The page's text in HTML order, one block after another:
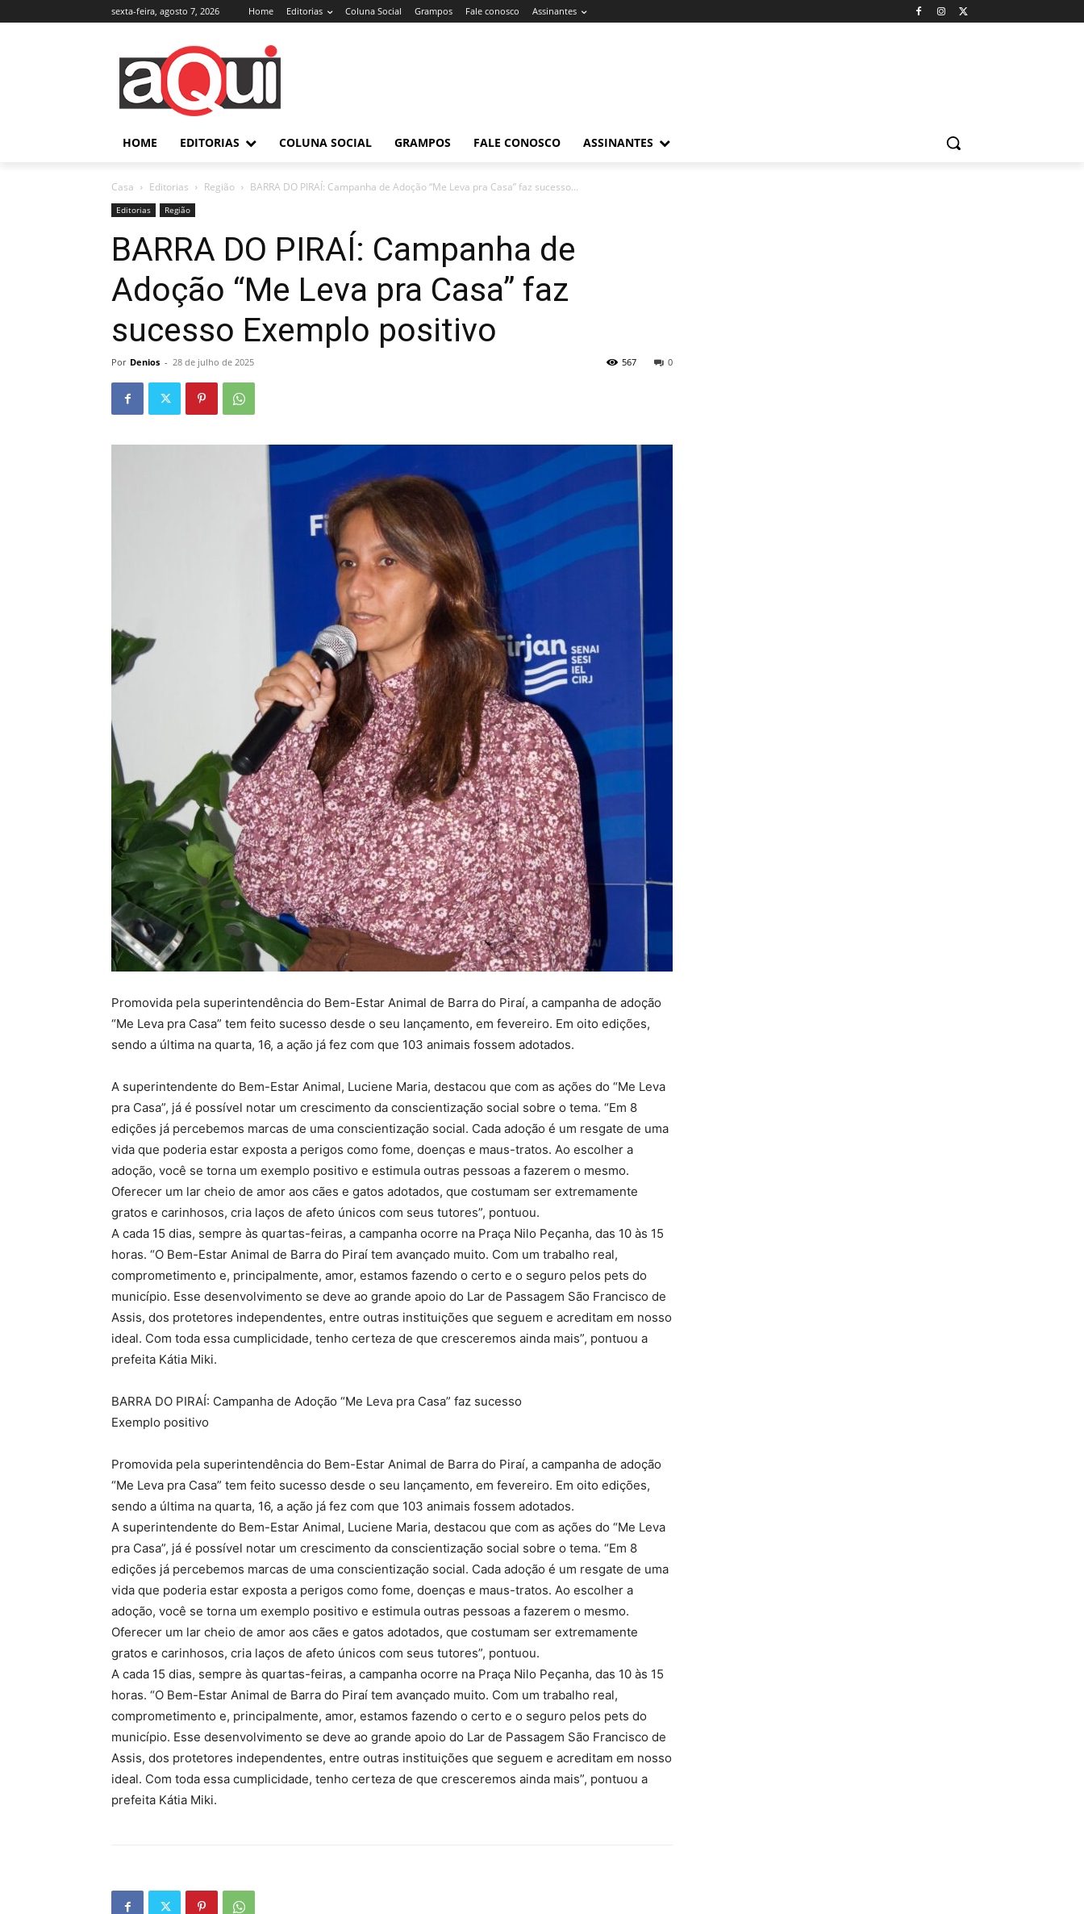
sexta-feira, agosto 7, 2026 Home Editorias Coluna Social Grampos Fale conosco Assinantes
HOME EDITORIAS COLUNA SOCIAL GRAMPOS FALE CONOSCO ASSINANTES
Casa Editorias Região BARRA DO PIRAÍ: Campanha de Adoção “Me Leva pra Casa” faz sucesso...
Editorias Região
BARRA DO PIRAÍ: Campanha de
Adoção “Me Leva pra Casa” faz
sucesso Exemplo positivo
Por Denios - 28 de julho de 2025 0
567
Promovida pela superintendência do Bem-Estar Animal de Barra do Piraí, a campanha de adoção
“Me Leva pra Casa” tem feito sucesso desde o seu lançamento, em fevereiro. Em oito edições,
sendo a última na quarta, 16, a ação já fez com que 103 animais fossem adotados.
A superintendente do Bem-Estar Animal, Luciene Maria, destacou que com as ações do “Me Leva
pra Casa”, já é possível notar um crescimento da conscientização social sobre o tema. “Em 8
edições já percebemos marcas de uma conscientização social. Cada adoção é um resgate de uma
vida que poderia estar exposta a perigos como fome, doenças e maus-tratos. Ao escolher a
adoção, você se torna um exemplo positivo e estimula outras pessoas a fazerem o mesmo.
Oferecer um lar cheio de amor aos cães e gatos adotados, que costumam ser extremamente
gratos e carinhosos, cria laços de afeto únicos com seus tutores”, pontuou.
A cada 15 dias, sempre às quartas-feiras, a campanha ocorre na Praça Nilo Peçanha, das 10 às 15
horas. “O Bem-Estar Animal de Barra do Piraí tem avançado muito. Com um trabalho real,
comprometimento e, principalmente, amor, estamos fazendo o certo e o seguro pelos pets do
município. Esse desenvolvimento se deve ao grande apoio do Lar de Passagem São Francisco de
Assis, dos protetores independentes, entre outras instituições que seguem e acreditam em nosso
ideal. Com toda essa cumplicidade, tenho certeza de que cresceremos ainda mais”, pontuou a
prefeita Kátia Miki.
BARRA DO PIRAÍ: Campanha de Adoção “Me Leva pra Casa” faz sucesso
Exemplo positivo
Promovida pela superintendência do Bem-Estar Animal de Barra do Piraí, a campanha de adoção
“Me Leva pra Casa” tem feito sucesso desde o seu lançamento, em fevereiro. Em oito edições,
sendo a última na quarta, 16, a ação já fez com que 103 animais fossem adotados.
A superintendente do Bem-Estar Animal, Luciene Maria, destacou que com as ações do “Me Leva
pra Casa”, já é possível notar um crescimento da conscientização social sobre o tema. “Em 8
edições já percebemos marcas de uma conscientização social. Cada adoção é um resgate de uma
vida que poderia estar exposta a perigos como fome, doenças e maus-tratos. Ao escolher a
adoção, você se torna um exemplo positivo e estimula outras pessoas a fazerem o mesmo.
Oferecer um lar cheio de amor aos cães e gatos adotados, que costumam ser extremamente
gratos e carinhosos, cria laços de afeto únicos com seus tutores”, pontuou.
A cada 15 dias, sempre às quartas-feiras, a campanha ocorre na Praça Nilo Peçanha, das 10 às 15
horas. “O Bem-Estar Animal de Barra do Piraí tem avançado muito. Com um trabalho real,
comprometimento e, principalmente, amor, estamos fazendo o certo e o seguro pelos pets do
município. Esse desenvolvimento se deve ao grande apoio do Lar de Passagem São Francisco de
Assis, dos protetores independentes, entre outras instituições que seguem e acreditam em nosso
ideal. Com toda essa cumplicidade, tenho certeza de que cresceremos ainda mais”, pontuou a
prefeita Kátia Miki.